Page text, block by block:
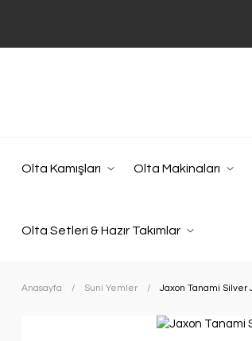
Olta Kamışları Olta Makinaları
Olta Setleri & Hazır Takımlar
Anasayfa Suni Yemler Jaxon Tanami Silver